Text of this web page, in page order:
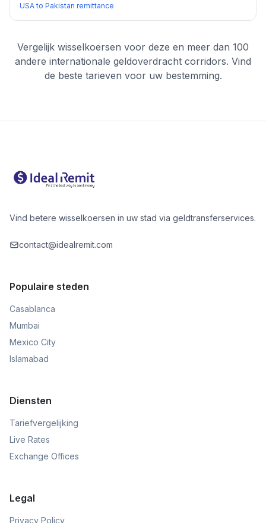
USA to Pakistan remittance
Vergelijk wisselkoersen voor deze en meer dan 100
andere internationale geldoverdracht corridors. Vind
de beste tarieven voor uw bestemming.
Vind betere wisselkoersen in uw stad via geldtransferservices.
contact@idealremit.com
Populaire steden
Casablanca
Mumbai
Mexico City
Islamabad
Diensten
Tariefvergelijking
Live Rates
Exchange Offices
Legal
Privacy Policy